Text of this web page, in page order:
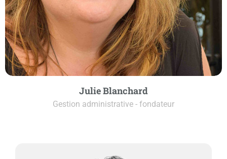
Julie Blanchard
Gestion administrative - fondateur